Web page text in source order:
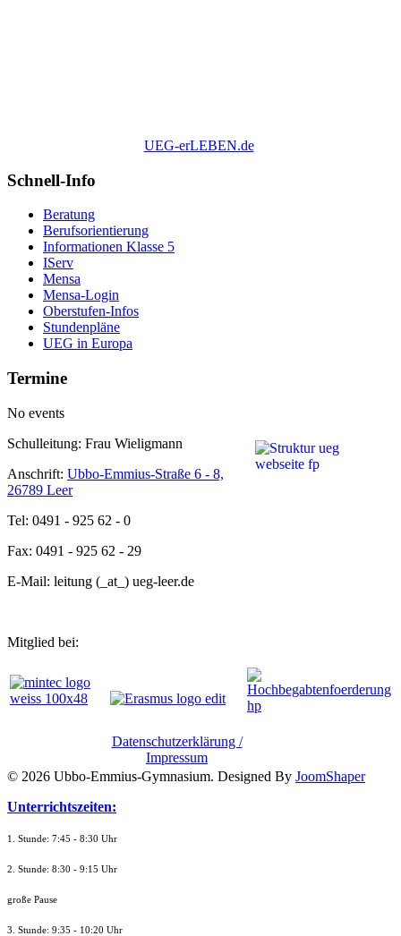
UEG-erLEBEN.de
Schnell-Info
Beratung
Berufsorientierung
Informationen Klasse 5
IServ
Mensa
Mensa-Login
Oberstufen-Infos
Stundenpläne
UEG in Europa
Termine
No events
Schulleitung: Frau Wieligmann
Anschrift: Ubbo-Emmius-Straße 6 - 8,
26789 Leer
Tel: 0491 - 925 62 - 0
Fax: 0491 - 925 62 - 29
E-Mail: leitung (_at_) ueg-leer.de
Mitglied bei:
Datenschutzerklärung /
Impressum
© 2026 Ubbo-Emmius-Gymnasium. Designed By JoomShaper
Unterrichtszeiten:
1. Stunde: 7:45 - 8:30 Uhr
2. Stunde: 8:30 - 9:15 Uhr
große Pause
3. Stunde: 9:35 - 10:20 Uhr